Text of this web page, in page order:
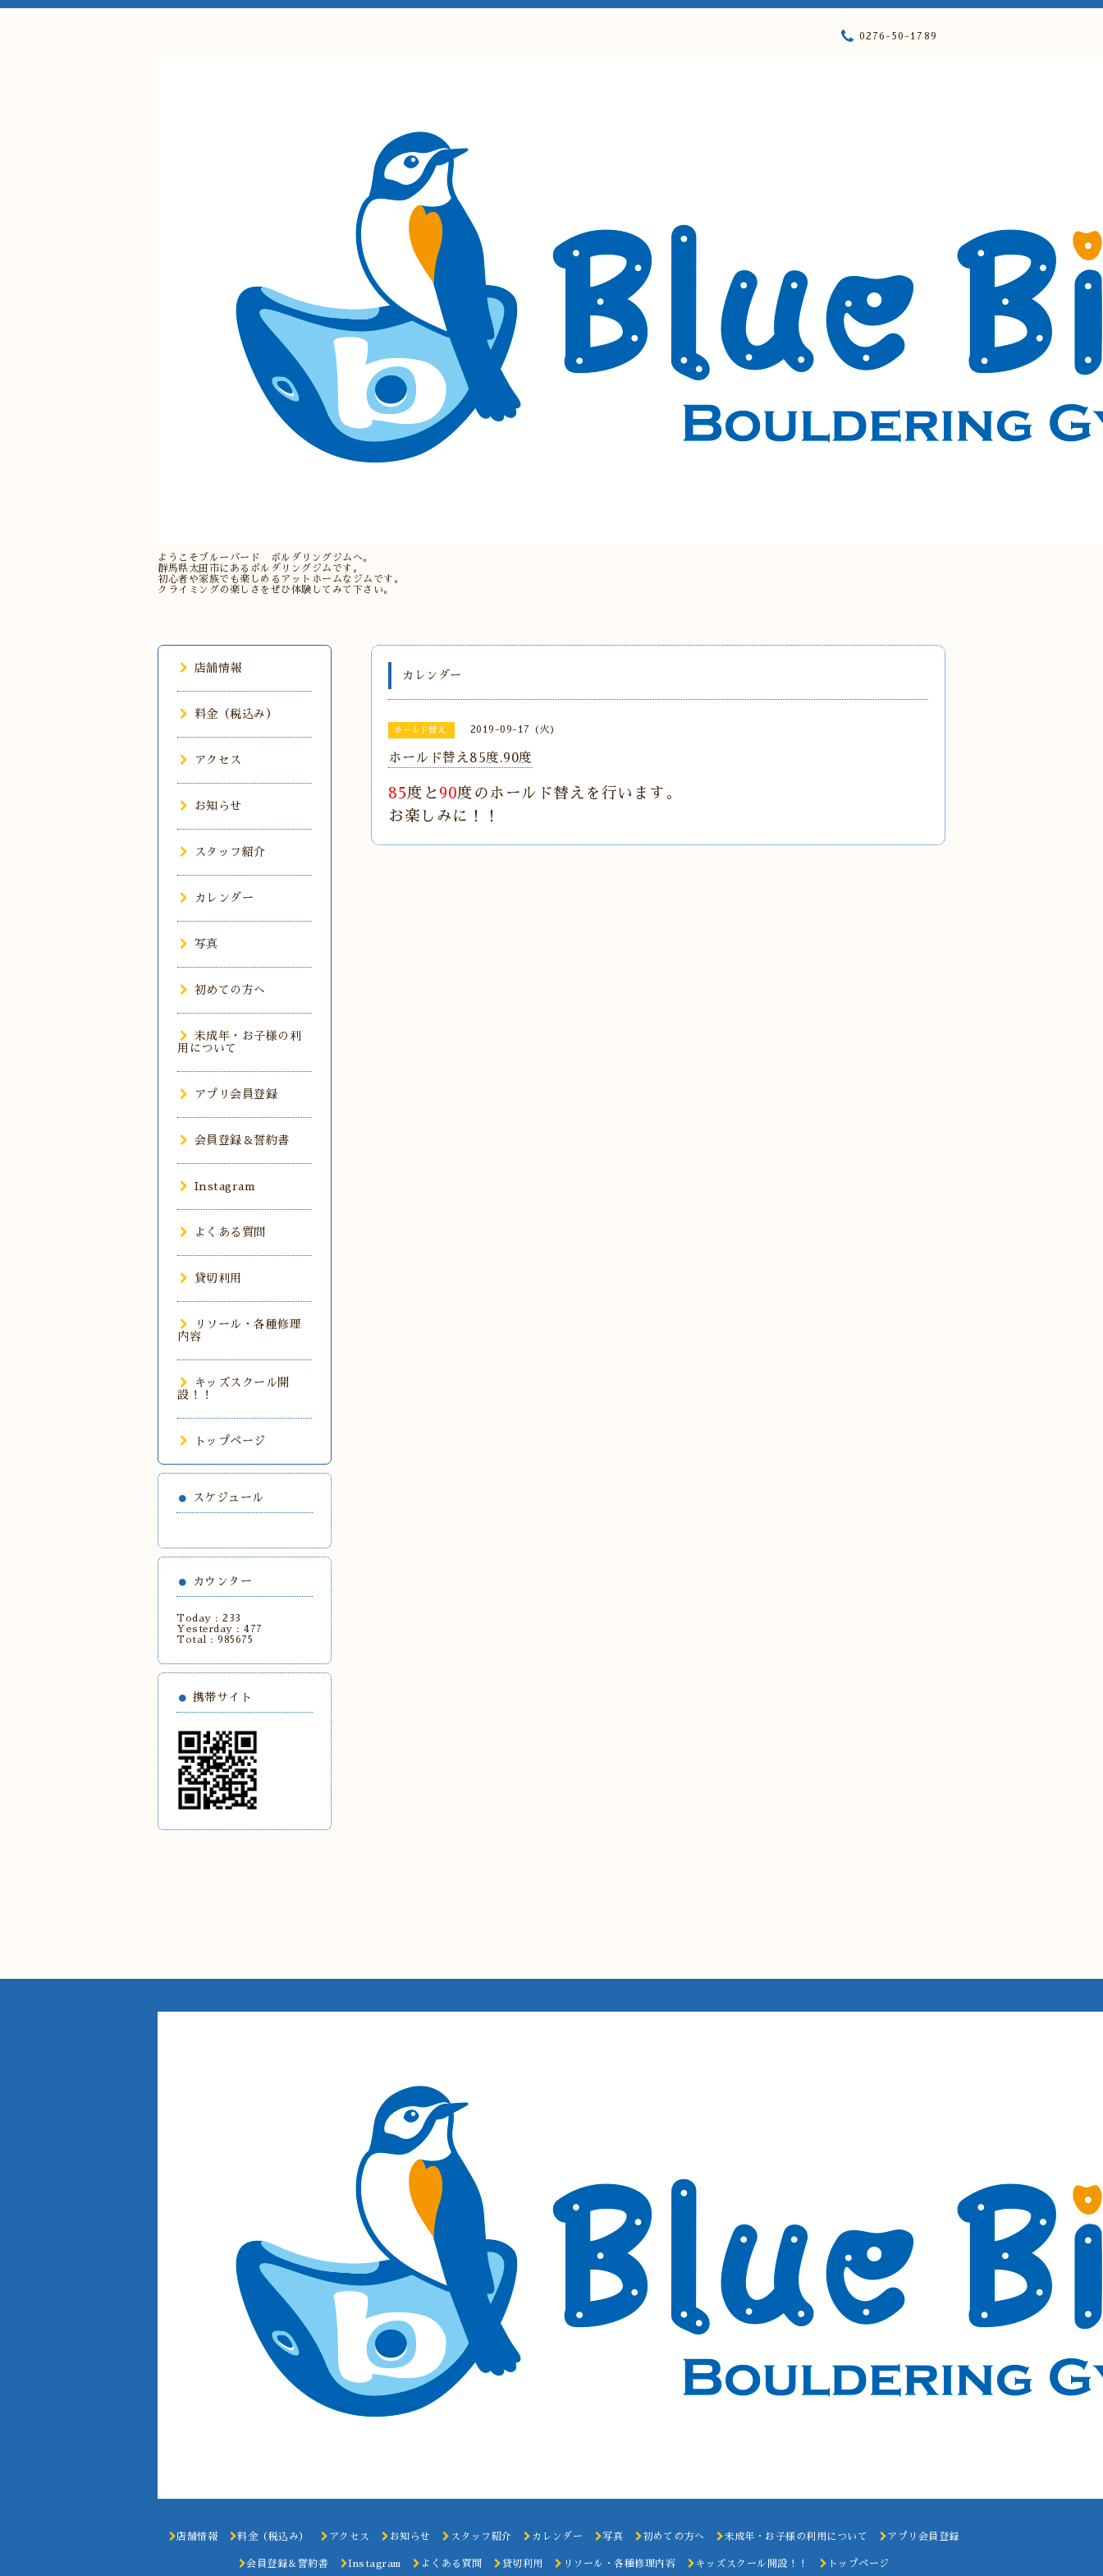
ようこそブルーバード ボルダリングジムへ。
群馬県太田市にあるボルダリングジムです。
初心者や家族でも楽しめるアットホームなジムです。
クライミングの楽しさをぜひ体験してみて下さい。
0276-50-1789
カレンダー
ホールド替え 2019-09-17 (火)
ホールド替え85度.90度
85度と 90度のホールド替えを行います。
お楽しみに！！
店舗情報
料金（税込み）
アクセス
お知らせ
スタッフ紹介
カレンダー
写真
初めての方へ
未成年・お子様の利
用について
アプリ会員登録
会員登録＆誓約書
Instagram
よくある質問
貸切利用
リソール・各種修理
内容
キッズスクール開
設！！
トップページ
スケジュール
カウンター
Today : 233
Yesterday : 477
Total : 985675
携帯サイト
店舗情報 料金（税込み） アクセス お知らせ スタッフ紹介 カレンダー 写真 初めての方へ 未成年・お子様の利用について アプリ会員登録
会員登録＆誓約書 Instagram よくある質問 貸切利用 リソール・各種修理内容 キッズスクール開設！！ トップページ